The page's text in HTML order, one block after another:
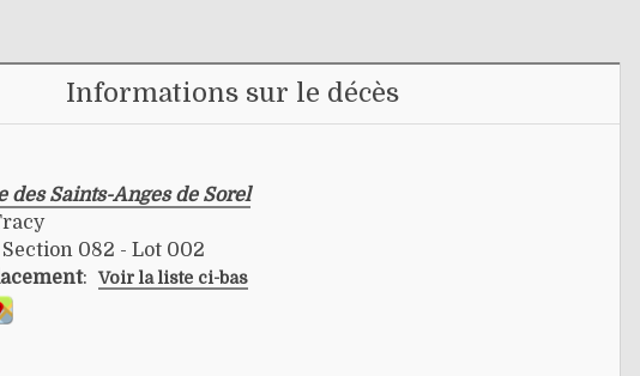
Informations sur le décès
des Saints-Anges de Sorel
082 - Lot 002
: Voir la liste ci-bas